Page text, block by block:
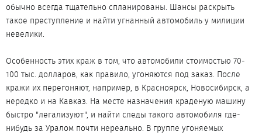
обычно всегда тщательно спланированы. Шансы раскрыть
такое преступление и найти угнанный автомобиль у милиции
невелики.
Особенность этих краж в том, что автомобили стоимостью 70-
100 тыс. долларов, как правило, угоняются под заказ. После
кражи их перегоняют, например, в Красноярск, Новосибирск, а
нередко и на Кавказ. На месте назначения краденую машину
быстро "легализуют", и найти следы такого автомобиля где-
нибудь за Уралом почти нереально. В группе угоняемых